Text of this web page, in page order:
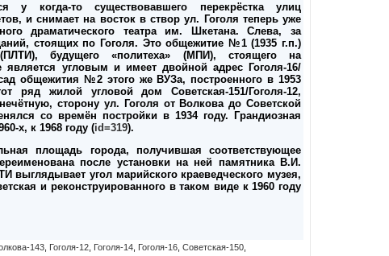
у когда-то существовавшего перекрёстка улиц
и снимает на восток в створ ул. Гоголя теперь уже
драматического театра им. Шкетана. Слева, за
стоящих по Гоголя. Это общежитие №1 (1935 г.п.)
(ПЛТИ), будущего «политеха» (МПИ), стоящего на
угловым и имеет двойной адрес Гоголя-16/
общежития №2 этого же ВУЗа, построенного в 1953
ряд жилой угловой дом Советская-151/Гоголя-12,
сторону ул. Гоголя от Волкова до Советской
со времён постройки в 1934 году. Грандиозная
х, к 1968 году (id=319).
площадь города, получившая соответствующее
после установки на ней памятника В.И.
выглядывает угол марийского краеведческого музея,
и реконструированного в таком виде к 1960 году
143 Гоголя-12 Гоголя-14 Гоголя-16 Советская-150